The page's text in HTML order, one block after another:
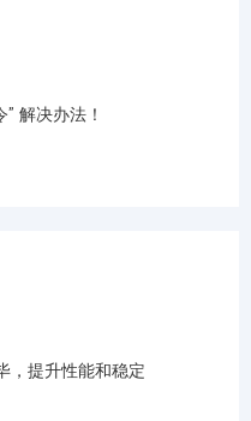
解决办法！
，提升性能和稳定